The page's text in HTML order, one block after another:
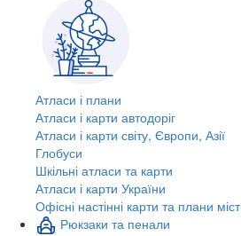
Атласи і плани
Атласи і карти автодоріг
Атласи і карти світу, Європи, Азії
Глобуси
Шкільні атласи та карти
Атласи і карти України
Офісні настінні карти та плани міст
Рюкзаки та пенали